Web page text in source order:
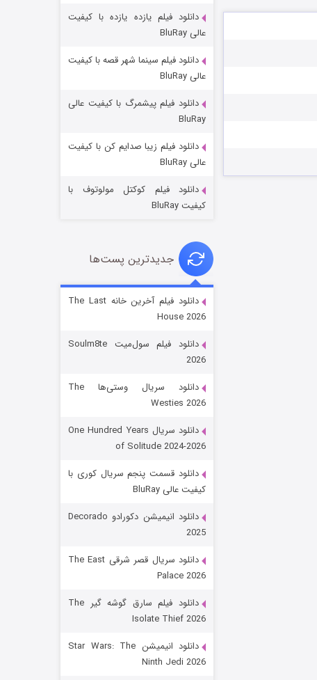
خاندان اژدها فصل ۳
قسمت
باب اسفنجی فصل ۱۷
قسمت
دانلود فیلم یازده یازده با کیفیت
عالی BluRay
دانلود فیلم سینما شهر قصه با کیفیت
عالی BluRay
دانلود فیلم پیشمرگ با کیفیت عالی
BluRay
دانلود فیلم زیبا صدایم کن با کیفیت
عالی BluRay
دانلود فیلم کوکتل مولوتوف با
کیفیت BluRay
جدیدترین پست‌ها
دانلود فیلم آخرین خانه The Last
House 2026
دانلود فیلم سول‌میت Soulm8te
2026
دانلود سریال وستی‌ها The
Westies 2026
دانلود سریال One Hundred Years
of Solitude 2024-2026
دانلود قسمت پنجم سریال کوری با
کیفیت عالی BluRay
دانلود انیمیشن دکورادو Decorado
2025
دانلود سریال قصر شرقی The East
Palace 2026
دانلود فیلم سارق گوشه گیر The
Isolate Thief 2026
دانلود انیمیشن Star Wars: The
Ninth Jedi 2026